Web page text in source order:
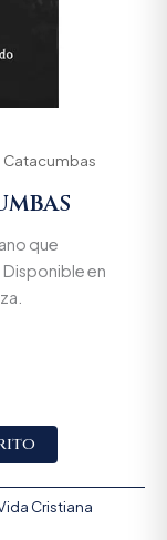
Catacumbas
que
en
Cristiana